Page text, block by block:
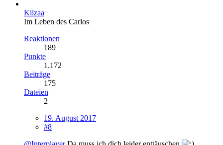
Kilzaa
Im Leben des Carlos
Reaktionen
189
Punkte
1.172
Beiträge
175
Dateien
2
19. August 2017
#8